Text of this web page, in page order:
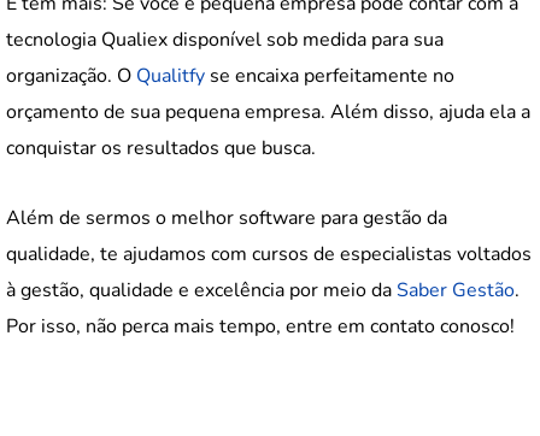
tecnologia Qualiex disponível sob medida para sua
organização. O Qualitfy se encaixa perfeitamente no
orçamento de sua pequena empresa. Além disso, ajuda ela a
conquistar os resultados que busca.
Além de sermos o melhor software para gestão da
qualidade, te ajudamos com cursos de especialistas voltados
à gestão, qualidade e excelência por meio daSaber Gestão.
Por isso, não perca mais tempo, entre em contato conosco!